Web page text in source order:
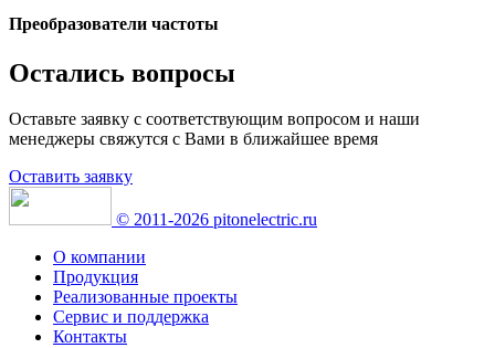
Преобразователи частоты
Остались вопросы
Оставьте заявку с соответствующим вопросом и наши
менеджеры свяжутся с Вами в ближайшее время
Оставить заявку
© 2011-2026 pitonelectric.ru
О компании
Продукция
Реализованные проекты
Сервис и поддержка
Контакты